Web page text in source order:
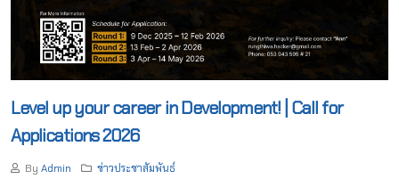
Level up your career in Development! | Call for
Applications 2026
By Admin ข่าวประชาสัมพันธ์